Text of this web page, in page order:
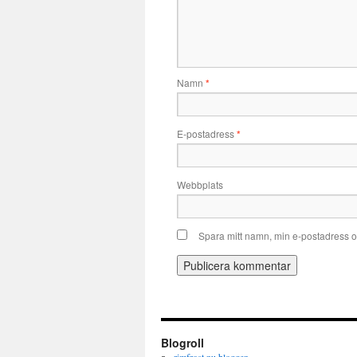
Namn *
E-postadress*
Webbplats
Spara mitt namn, min e-postadress
Blogroll